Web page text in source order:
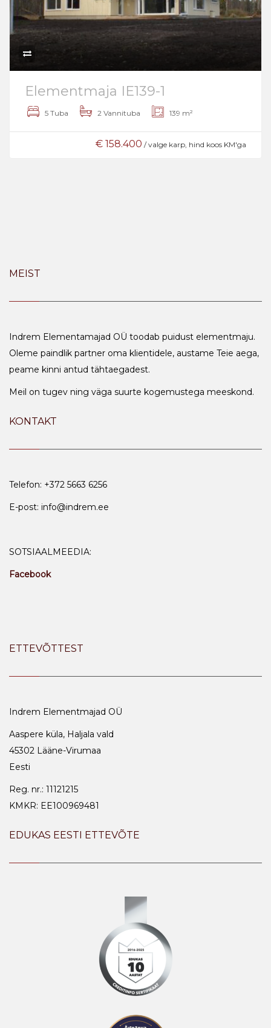
Elementmaja IE139-1
5 Tuba 2 Vannituba 139 m²
€ 158.400 / valge karp, hind koos KM'ga
MEIST
Indrem Elementamajad OÜ toodab puidust elementmaju.
Oleme paindlik partner oma klientidele, austame Teie aega,
peame kinni antud tähtaegadest.
Meil on tugev ning väga suurte kogemustega meeskond.
KONTAKT
Telefon: +372 5663 6256
E-post: info@indrem.ee
SOTSIAALMEEDIA:
Facebook
ETTEVÕTTEST
Indrem Elementmajad OÜ
Aaspere küla, Haljala vald
45302 Lääne-Virumaa
Eesti
Reg. nr.: 11121215
KMKR: EE100969481
EDUKAS EESTI ETTEVÕTE